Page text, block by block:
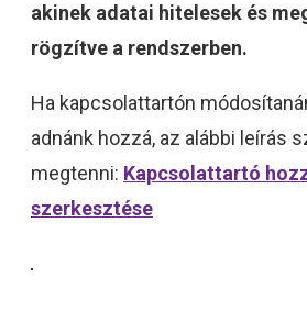
akinek adatai hitelesek és
rögzítve a rendszerben.
Ha kapcsolattartón
adnánk hozzá, az alábbi leírás
megtenni: Kapcsolattartó
szerkesztése